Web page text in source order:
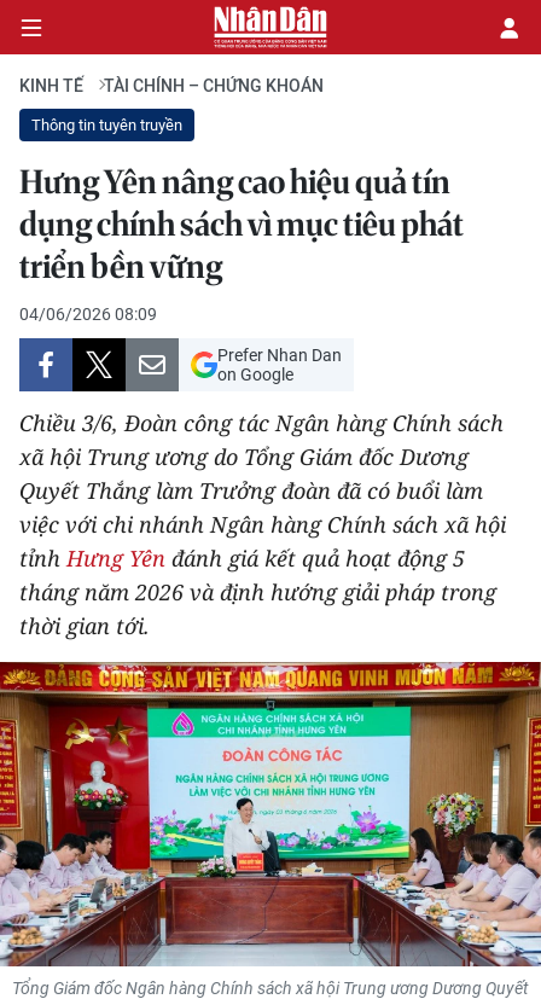
CHÍNH TRỊ
KINH TẾ
VĂN HÓA
XÃ HỘI
PHÁP LUẬT
DU LỊCH
THẾ GIỚI
THỂ THAO
GIÁO DỤC
Y TẾ
KHOA HỌC - CÔNG NGHỆ
MÔI TRƯỜNG
BẠN ĐỌC
KIỂM CHỨNG THÔNG TIN
TRI THỨC CHUYÊN SÂU
KINH TẾ TÀI CHÍNH – CHỨNG KHOÁN
Thông tin tuyên truyền
Hưng Yên nâng cao hiệu quả tín
dụng chính sách vì mục tiêu phát
triển bền vững
04/06/2026 08:09
Prefer Nhan Dan
on Google
Chiều 3/6, Đoàn công tác Ngân hàng Chính sách
xã hội Trung ương do Tổng Giám đốc Dương
Quyết Thắng làm Trưởng đoàn đã có buổi làm
việc với chi nhánh Ngân hàng Chính sách xã hội
tỉnhHưng Yên đánh giá kết quả hoạt động 5
tháng năm 2026 và định hướng giải pháp trong
thời gian tới.
Tổng Giám đốc Ngân hàng Chính sách xã hội Trung ương Dương Quyết